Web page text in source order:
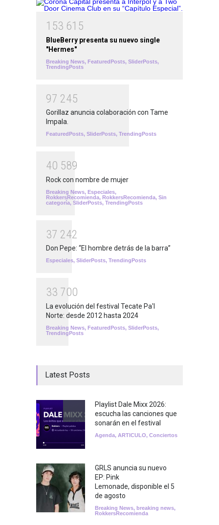
1 53 61 5
BlueBerry presenta su nuevo single
"Hermes"
Breaking News, FeaturedPosts, SliderPosts,
TrendingPosts
97 245
Gorillaz anuncia colaboración con Tame
Impala.
FeaturedPosts, SliderPosts, TrendingPosts
40 589
Rock con nombre de mujer
Breaking News, Especiales,
RokkersRecomienda, RokkersRecomienda, Sin
categoría, SliderPosts, TrendingPosts
37 242
Don Pepe: “El hombre detrás de la barra”
Especiales, SliderPosts, TrendingPosts
33 700
La evolución del festival Tecate Pa'l
Norte: desde 2012 hasta 2024
Breaking News, FeaturedPosts, SliderPosts,
TrendingPosts
Latest Posts
Playlist Dale Mixx 2026:
escucha las canciones que
sonarán en el festival
Agenda, ARTICULO, Conciertos
GRLS anuncia su nuevo
EP: Pink
Lemonade, disponible el 5
de agosto
Breaking News, breaking news,
RokkersRecomienda